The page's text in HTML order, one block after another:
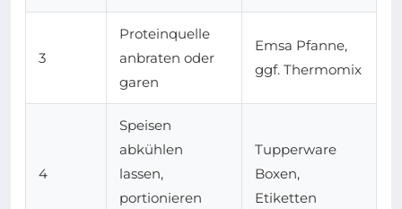
3
Proteinquelle
anbraten oder
garen
Emsa Pfanne,
ggf. Thermomix
4
Speisen
abkühlen
lassen,
portionieren
Tupperware
Boxen,
Etiketten